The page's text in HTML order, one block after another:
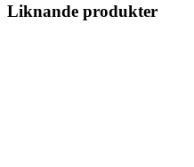
Liknande produkter